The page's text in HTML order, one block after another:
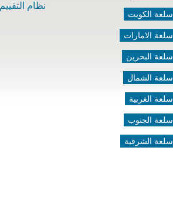
سلعة الكويت
سلعة الامارات
سلعة البحرين
سلعة الشمال
سلعة الغربية
سلعة الجنوب
سلعة الشرقية
نظام التقييم